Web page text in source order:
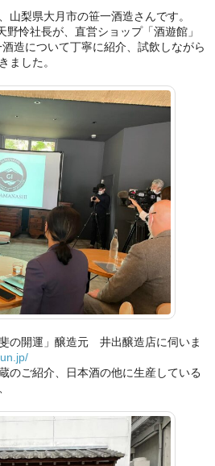
梨県大月市の笹一酒造さんです。
野怜社長が、直営ショップ「酒遊館」
造について丁寧に紹介、試飲しながら
ました。
の開運」醸造元 井出醸造店に伺いま
のご紹介、日本酒の他に生産している